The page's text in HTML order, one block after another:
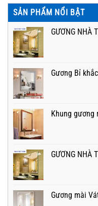
SẢN PHẨM NỔI BẬT
GƯƠNG NHÀ
Gương Bỉ
Khung gương
GƯƠNG NHÀ
Gương mài